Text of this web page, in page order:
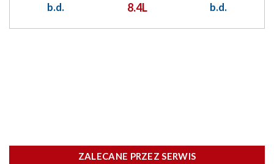
b.d. 8.4L b.d.
ZALECANE PRZEZ SERWIS